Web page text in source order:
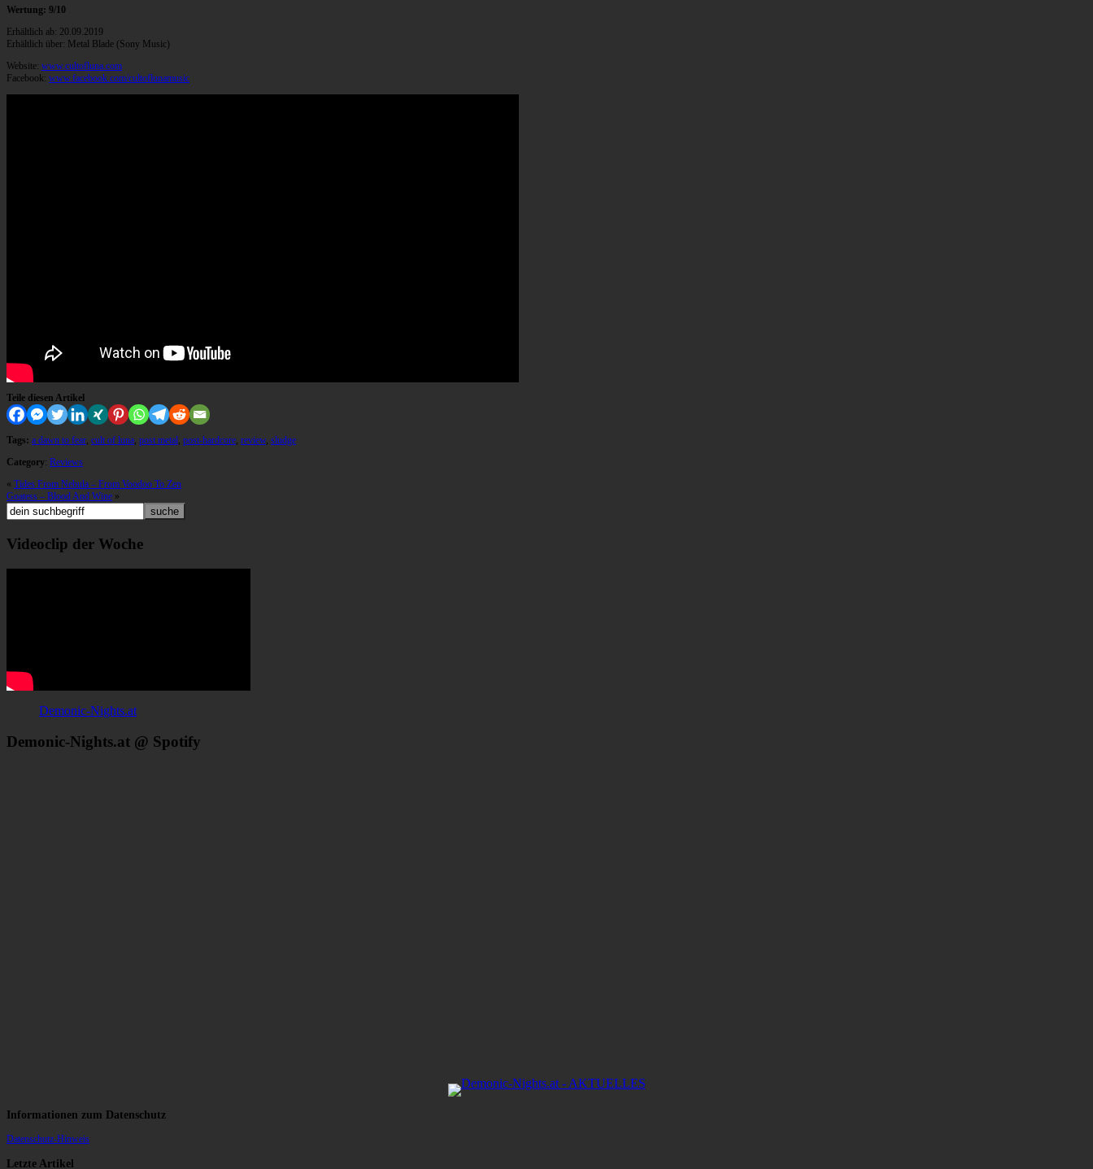
Wertung: 9/10
Erhältlich ab: 20.09.2019
Erhältlich über: Metal Blade (Sony Music)
Website: www.cultofluna.com
Facebook: www.facebook.com/cultoflunamusic
Teile diesen Artikel
Tags: a dawn to fear, cult of luna, post metal, post-hardcore, review, sludge
Category: Reviews
« Tides From Nebula – From Voodoo To Zen
Goatess – Blood And Wine »
Videoclip der Woche
Demonic-Nights.at
Demonic-Nights.at @ Spotify
Informationen zum Datenschutz
Datenschutz-Hinweis
Letzte Artikel